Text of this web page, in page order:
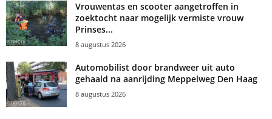
Vrouwentas en scooter aangetroffen in
zoektocht naar mogelijk vermiste vrouw
Prinses...
8 augustus 2026
Automobilist door brandweer uit auto
gehaald na aanrijding Meppelweg Den Haag
8 augustus 2026